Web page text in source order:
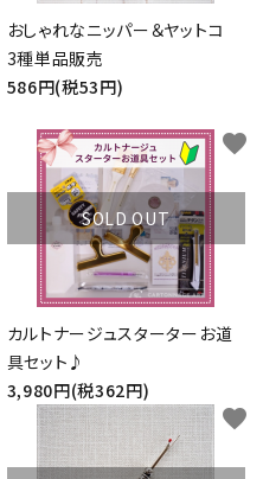
おしゃれなニッパー＆ヤットコ
3種単品販売
586円(税53円)
SOLD OUT
カルトナージュスターターお道
具セット♪
3,980円(税362円)
favorite
favorite